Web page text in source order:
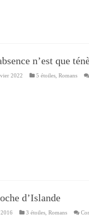
n’est que
2022 5 étoiles, Romans
d’Islande
3 étoiles, Romans